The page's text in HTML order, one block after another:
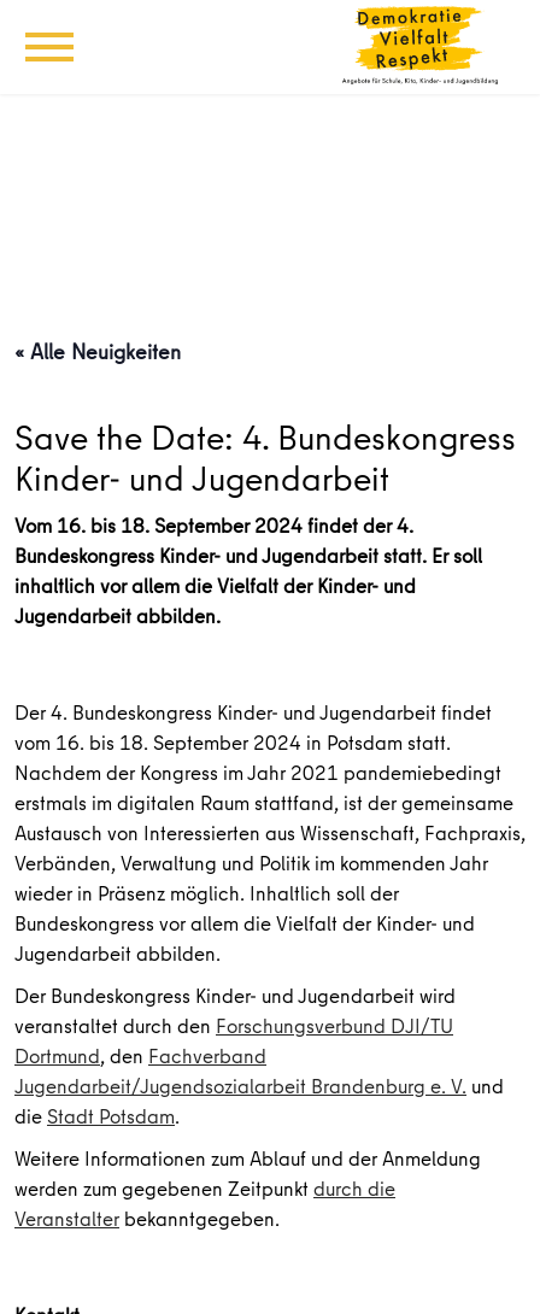
« Alle Neuigkeiten
Save the Date: 4. Bundeskongress
Kinder- und Jugendarbeit
Vom 16. bis 18. September 2024 findet der 4.
Bundeskongress Kinder- und Jugendarbeit statt. Er soll
inhaltlich vor allem die Vielfalt der Kinder- und
Jugendarbeit abbilden.
Der 4. Bundeskongress Kinder- und Jugendarbeit findet
vom 16. bis 18. September 2024 in Potsdam statt.
Nachdem der Kongress im Jahr 2021 pandemiebedingt
erstmals im digitalen Raum stattfand, ist der gemeinsame
Austausch von Interessierten aus Wissenschaft, Fachpraxis,
Verbänden, Verwaltung und Politik im kommenden Jahr
wieder in Präsenz möglich. Inhaltlich soll der
Bundeskongress vor allem die Vielfalt der Kinder- und
Jugendarbeit abbilden.
Der Bundeskongress Kinder- und Jugendarbeit wird
veranstaltet durch den Forschungsverbund DJI/TU
Dortmund, den Fachverband
Jugendarbeit/Jugendsozialarbeit Brandenburg e. V. und
die Stadt Potsdam.
Weitere Informationen zum Ablauf und der Anmeldung
werden zum gegebenen Zeitpunktdurch die
Veranstalter bekanntgegeben.